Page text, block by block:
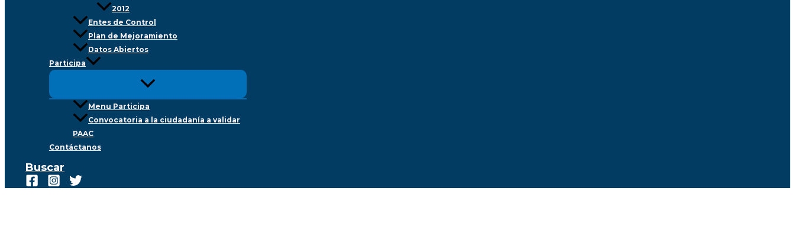
2012
Entes de Control
Plan de Mejoramiento
Datos Abiertos
Participa
Menu Participa
Convocatoria a la ciudadanía a validar
PAAC
Contáctanos
Buscar